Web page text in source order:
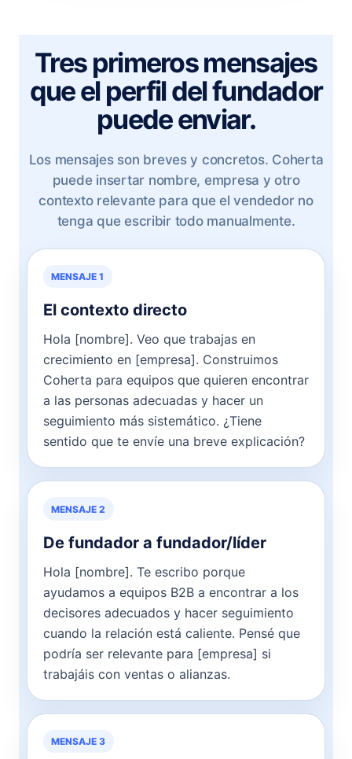
Tres primeros mensajes
que el perfil del fundador
puede enviar.
Los mensajes son breves y concretos. Coherta
puede insertar nombre, empresa y otro
contexto relevante para que el vendedor no
tenga que escribir todo manualmente.
MENSAJE 1
El contexto directo
Hola [nombre]. Veo que trabajas en
crecimiento en [empresa]. Construimos
Coherta para equipos que quieren encontrar
a las personas adecuadas y hacer un
seguimiento más sistemático. ¿Tiene
sentido que te envíe una breve explicación?
MENSAJE 2
De fundador a fundador/líder
Hola [nombre]. Te escribo porque
ayudamos a equipos B2B a encontrar a los
decisores adecuados y hacer seguimiento
cuando la relación está caliente. Pensé que
podría ser relevante para [empresa] si
trabajáis con ventas o alianzas.
MENSAJE 3